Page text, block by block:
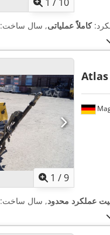
کاملاً عملیاتی, سال ساخت:
1 /9
Atlas
عملکرد محدود, سال ساخت: